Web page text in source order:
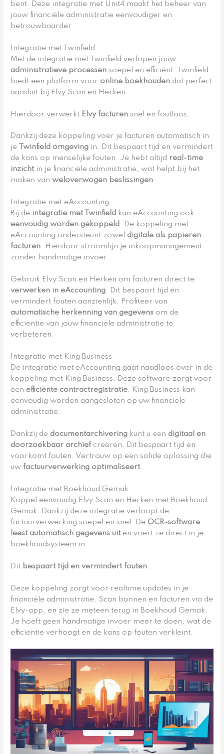
bent. Deze integratie met Unit4 maakt het beheer van
jouw financiële administratie eenvoudiger en
betrouwbaarder.
Integratie met Twinfield
Met de integratie met Twinfield verlopen jouw
administratieve processen soepel en efficiënt. Twinfield
biedt een platform voor online boekhouden dat perfect
aansluit bij Elvy Scan en Herken.
Hierdoor verwerkt Elvy facturen snel en foutloos.
Dankzij deze koppeling voer je facturen automatisch in
je Twinfield omgeving in. Dit bespaart tijd en vermindert
de kans op menselijke fouten. Je hebt altijd real-time
inzichtin je financiële administratie, wat helpt bij het
maken vanweloverwogen beslissingen.
Integratie met eAccounting
Bij de integratie met Twinfield kan eAccounting ook
eenvoudig worden gekoppeld. De koppeling met
eAccounting ondersteunt zowel digitale als papieren
facturen. Hierdoor stroomlijn je inkoopmanagement
zonder handmatige invoer.
Gebruik Elvy Scan en Herken om facturen direct te
verwerken in eAccounting. Dit bespaart tijd en
vermindert fouten aanzienlijk. Profiteer van
automatische herkenning van gegevens om de
efficiëntie van jouw financiële administratie te
verbeteren.
Integratie met King Business
De integratie met eAccounting gaat naadloos over in de
koppeling met King Business. Deze software zorgt voor
een efficiënte contractregistratie. King Business kan
eenvoudig worden aangesloten op uw financiële
administratie.
Dankzij de documentarchivering kunt u een digitaal en
doorzoekbaar archiefcreëren. Dit bespaart tijd en
voorkomt fouten. Vertrouw op een solide oplossing die
uw factuurverwerking optimaliseert.
Integratie met Boekhoud Gemak
Koppel eenvoudig Elvy Scan en Herken met Boekhoud
Gemak. Dankzij deze integratie verloopt de
factuurverwerking soepel en snel. De OCR-software
leest automatisch gegevens uiten voert ze direct in je
boekhoudsysteem in.
Dit bespaart tijd en vermindert fouten.
Deze koppeling zorgt voor realtime updates in je
financiële administratie. Scan bonnen en facturen via de
Elvy-app, en zie ze meteen terug in Boekhoud Gemak.
Je hoeft geen handmatige invoer meer te doen, wat de
efficiëntie verhoogt en de kans op fouten verkleint.